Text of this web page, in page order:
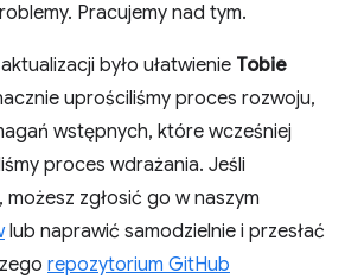
Pracujemy nad tym.
było ułatwienie Tobie
uprościliśmy proces rozwoju,
wstępnych, które wcześniej
proces wdrażania. Jeśli
zgłosić go w naszym
lub naprawić samodzielnie i przesłać
repozytorium GitHub